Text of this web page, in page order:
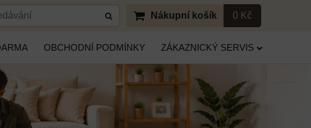
Nákupní košík 0 Kč
OBCHODNÍ PODMÍNKY ZÁKAZNICKÝ SERVIS